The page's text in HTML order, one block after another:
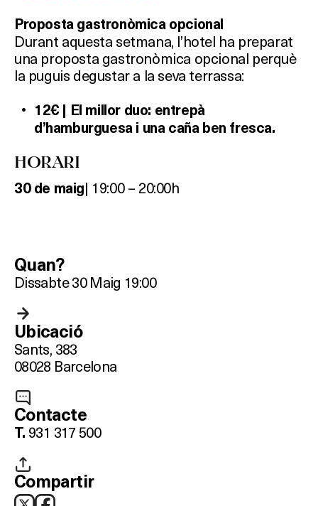
Proposta gastronòmica opcional
Durant aquesta setmana, l’hotel ha preparat
una proposta gastronòmica opcional perquè
la puguis degustar a la seva terrassa:
12€ | El millor duo: entrepà
d’hamburguesa i una caña ben fresca.
HORARI
30 de maig| 19:00 – 20:00h
Quan?
Dissabte 30 Maig 19:00
Ubicació
Sants, 383
08028 Barcelona
Contacte
T. 931 317 500
Compartir